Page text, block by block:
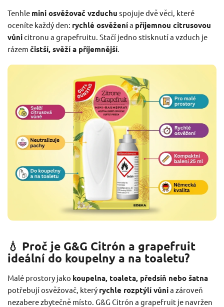
Tenhle mini osvěžovač vzduchu spojuje dvě věci, které
oceníte každý den: rychlé osvěženía příjemnou citrusovou
vůnicitronu a grapefruitu. Stačí jedno stisknutí a vzduch je
rázem čistší, svěží a příjemnější.
💧 Proč je G&G Citrón a grapefruit
ideální do koupelny a na toaletu?
Malé prostory jako koupelna, toaleta, předsíň nebo šatna
potřebují osvěžovač, který rychle rozptýlí vůnia zároveň
nezabere zbytečně místo. G&G Citrón a grapefruit je navržen